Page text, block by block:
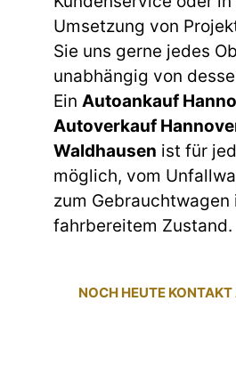
Umsetzung von
Sie uns gerne jedes
unabhängig von
Ein Autoankauf
Autoverkauf
Waldhausen ist für
möglich, vom
zum Gebrauchtwagen
fahrbereitem Zustand.
NOCH HEUTE